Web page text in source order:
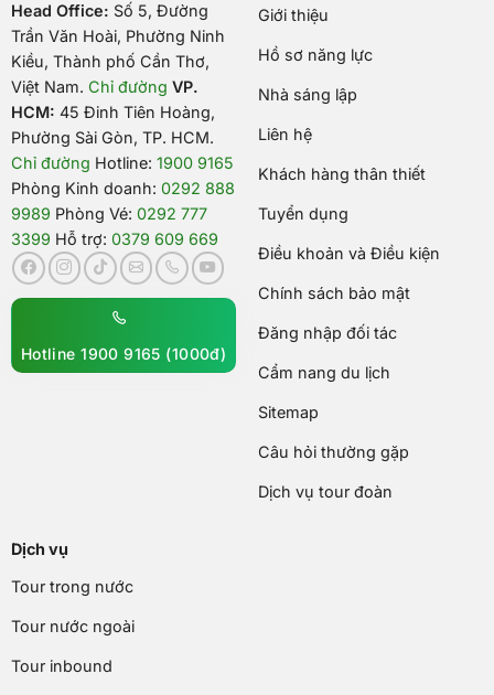
Head Office: Số 5, Đường
Trần Văn Hoài, Phường Ninh
Kiều, Thành phố Cần Thơ,
Việt Nam. Chỉ đường VP.
HCM: 45 Đinh Tiên Hoàng,
Phường Sài Gòn, TP. HCM.
Chỉ đường Hotline: 1900 9165
Phòng Kinh doanh: 0292 888
9989 Phòng Vé: 0292 777
3399 Hỗ trợ: 0379 609 669
Hotline 1900 9165 (1000đ)
Giới thiệu
Hồ sơ năng lực
Nhà sáng lập
Liên hệ
Khách hàng thân thiết
Tuyển dụng
Điều khoản và Điều kiện
Chính sách bảo mật
Đăng nhập đối tác
Cẩm nang du lịch
Sitemap
Câu hỏi thường gặp
Dịch vụ tour đoàn
Dịch vụ
Tour trong nước
Tour nước ngoài
Tour inbound